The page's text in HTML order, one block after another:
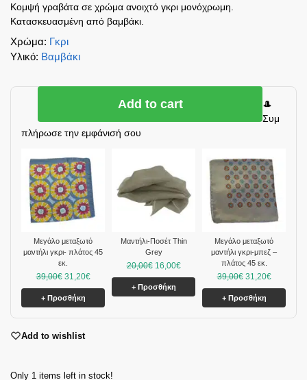
Κομψή γραβάτα σε χρώμα ανοιχτό γκρι μονόχρωμη.
Κατασκευασμένη από βαμβάκι.
Χρώμα: Γκρι
Υλικό: Βαμβάκι
Add to cart
🎩
Συμ
πλήρωσε την εμφάνισή σου
Μεγάλο μεταξωτό
μαντήλι γκρι- πλάτος 45
εκ.
39,00€ 31,20€
+ Προσθήκη
Μαντήλι-Ποσέτ Thin
Grey
20,00€ 16,00€
+ Προσθήκη
Μεγάλο μεταξωτό
μαντήλι γκρι-μπεζ –
πλάτος 45 εκ.
39,00€ 31,20€
+ Προσθήκη
Add to wishlist
Only 1 items left in stock!